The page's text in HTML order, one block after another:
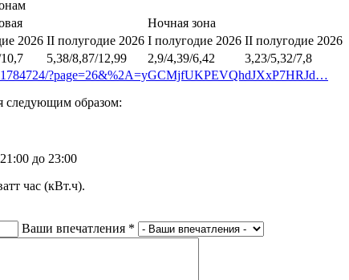
Ночная зона
2026 II полугодие 2026 I полугодие 2026 II полугодие 2026
5,38/8,87/12,99 2,9/4,39/6,42
3,23/5,32/7,8
?page=26&%2A=yGCMjfUKPEVQhdJXxP7HRJd…
следующим образом:
до 23:00
час (кВт.ч).
Ваши впечатления *